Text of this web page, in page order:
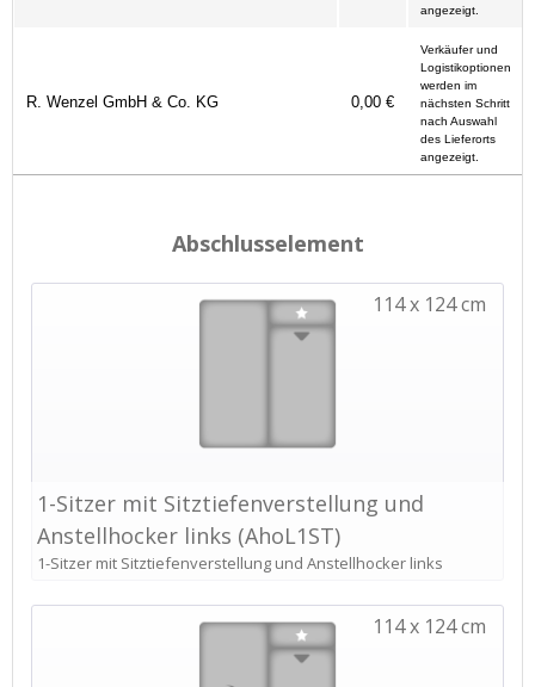
angezeigt.
R. Wenzel GmbH & Co. KG 0,00 €
Verkäufer und
Logistikoptionen
werden im
nächsten Schritt
nach Auswahl
des Lieferorts
angezeigt.